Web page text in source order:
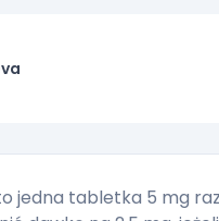
jedna tabletka 5 mg